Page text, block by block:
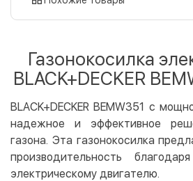
LiqPay
Apple Pay
Google Pay
Безналичный расчет
Оплата на карту юр.лица
Оплата на счет юр.лица
Газонокосилка
BLACK+DECKER
BLACK+DECKER BEMW351 с
надежное и эффективное
газона. Эта газонокосилка
производительность
электрическому двигателю.